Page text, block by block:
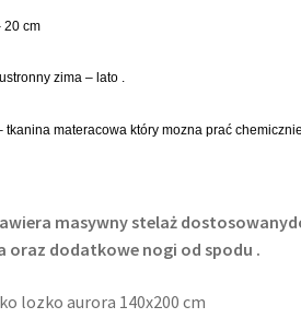
20 cm
zima – lato .
tkanina materacowa który mozna prać
masywny stelaż
oraz dodatkowe nogi od spodu .